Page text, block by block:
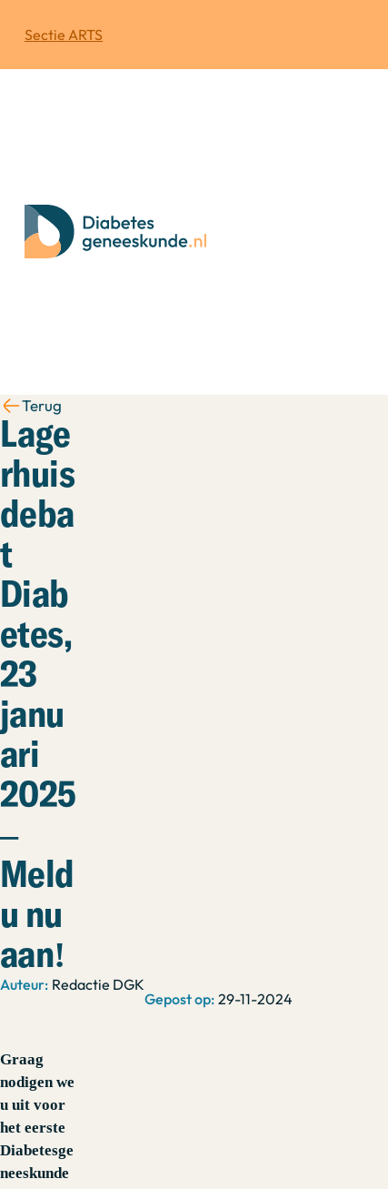
Sectie ARTS
Terug
Lage
rhuis
deba
t
Diab
etes,
23
janu
ari
2025
–
Meld
u nu
aan!
Redactie DGK
29-11-2024
Graag
nodigen we
u uit voor
het eerste
Diabetesge
neeskunde